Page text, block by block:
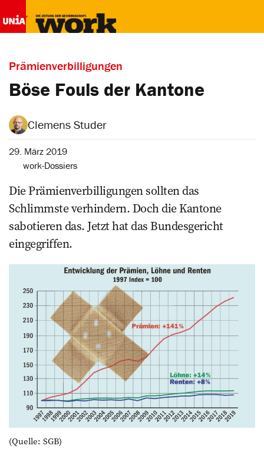
Prämienverbilligungen
Böse Fouls der Kantone
Clemens Studer
29. März 2019
work-Dossiers
Die Prämienverbilligungen sollten das
Schlimmste verhindern. Doch die Kantone
sabotieren das. Jetzt hat das Bundesgericht
eingegriffen.
(Quelle: SGB)